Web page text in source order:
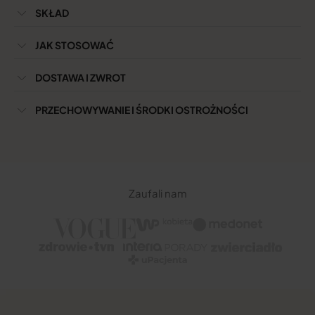
SKŁAD
JAK STOSOWAĆ
DOSTAWA I ZWROT
PRZECHOWYWANIE I ŚRODKI OSTROŻNOŚCI
Zaufali nam